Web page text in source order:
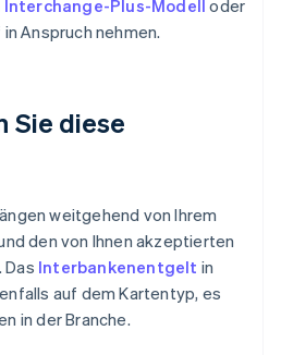
Interchange-Plus-Modell oder
Anspruch nehmen.
Sie diese
weitgehend von Ihrem
den von Ihnen akzeptierten
Das Interbankenentgelt in
auf dem Kartentyp, es
in der Branche.